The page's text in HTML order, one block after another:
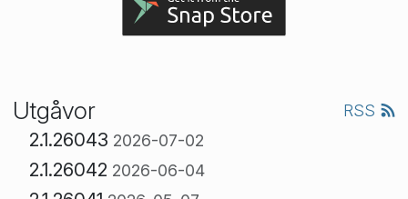
Utgåvor RSS
2.1.26043 2026-07-02
2.1.26042 2026-06-04